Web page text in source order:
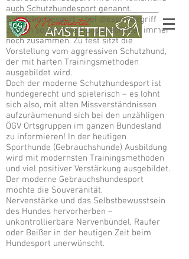
auch Schutzhundesport genannt.
Schutzhundesport – bei diesem Begriff
zucken so manche Hundeliebhaber immer
noch zusammen. Zu fest sitzt die
Vorstellung vom aggressiven Schutzhund,
der mit harten Trainingsmethoden
ausgebildet wird.
Doch der moderne Schutzhundesport ist
hundegerecht und spielerisch – es lohnt
sich also, mit alten Missverständnissen
aufzuräumenund sich bei den unzähligen
ÖGV Ortsgruppen im ganzen Bundesland
zu informieren! In der heutigen
Sporthunde (Gebrauchshunde) Ausbildung
wird mit modernsten Trainingsmethoden
und viel positiver Verstärkung ausgebildet.
Der moderne Gebrauchshundesport
möchte die Souveränität,
Nervenstärke und das Selbstbewusstsein
des Hundes hervorherben –
unkontrollierbare Nervenbündel, Raufer
oder Beißer in der heutigen Zeit beim
Hundesport unerwünscht.